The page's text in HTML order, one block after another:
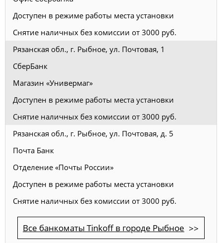
Доступен в режиме работы места установки
Снятие наличных без комиссии от 3000 руб.
Рязанская обл., г. Рыбное, ул. Почтовая, 1
СберБанк
Магазин «Универмаг»
Доступен в режиме работы места установки
Снятие наличных без комиссии от 3000 руб.
Рязанская обл., г. Рыбное, ул. Почтовая, д. 5
Почта Банк
Отделение «Почты России»
Доступен в режиме работы места установки
Снятие наличных без комиссии от 3000 руб.
Все банкоматы Tinkoff в городе Рыбное